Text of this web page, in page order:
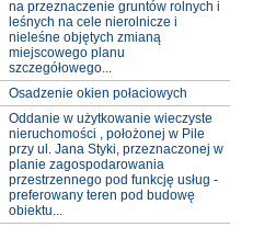
na przeznaczenie gruntów rolnych i
leśnych na cele nierolnicze i
nieleśne objętych zmianą
miejscowego planu
szczegółowego...
Osadzenie okien połaciowych
Oddanie w użytkowanie wieczyste
nieruchomości , położonej w Pile
przy ul. Jana Styki, przeznaczonej w
planie zagospodarowania
przestrzennego pod funkcję usług -
preferowany teren pod budowę
obiektu...